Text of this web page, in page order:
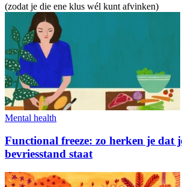
(zodat je die ene klus wél kunt afvinken)
Mental health
Functional freeze: zo herken je dat
bevriesstand staat